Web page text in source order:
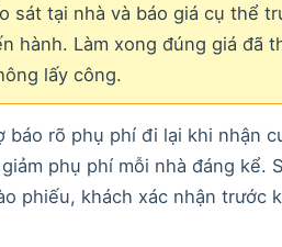
sát tại nhà và báo giá cụ thể
hành. Làm xong đúng giá đã
lấy công.
báo rõ phụ phí đi lại khi nhận
phụ phí mỗi nhà đáng kể.
phiếu, khách xác nhận trước